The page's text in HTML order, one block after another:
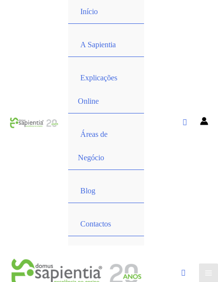
Início
A Sapientia
Explicações
Online
Áreas de
Negócio
Blog
Contactos